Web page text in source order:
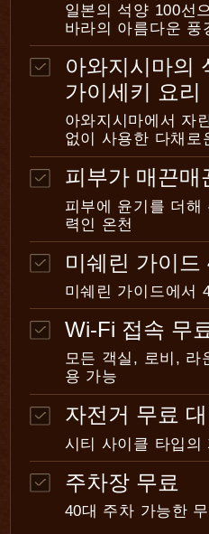
일본의 석양 100선
바라의 아름다운 풍
아와지시마의
가이세키 요리
아와지시마에서 자
없이 사용한 다채로
피부가 매끈매
피부에 윤기를 더해
력인 온천
미쉐린 가이드
미쉐린 가이드에서
Wi-Fi 접속 무
모든 객실, 로비, 라
용 가능
자전거 무료
시티 사이클 타입의
주차장 무료
40대 주차 가능한